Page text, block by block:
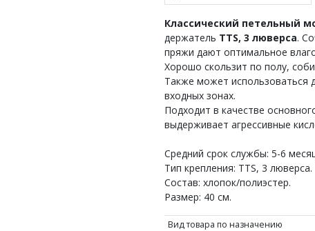
Классический петельный
держатель ТТS, 3 люверса.
пряжи дают оптимальное
Хорошо скользит по полу,
Также может использоваться
входных зонах.
Подходит в качестве
выдерживает агрессивные
Средний срок службы: 5-6
Тип крепления: ТТS, 3 люверса.
Состав: хлопок/полиэстер.
Размер: 40 см.
Вид товара по назначению